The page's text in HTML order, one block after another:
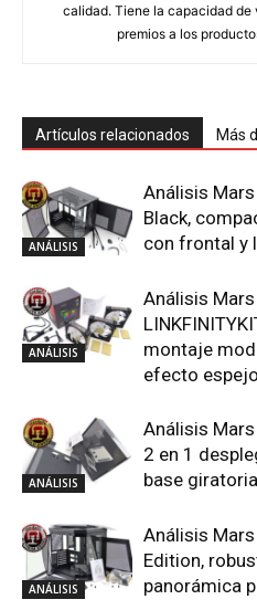
calidad. Tiene la capacidad
premios a los
Artículos relacionados Más
ANÁLISIS
Análisis
Black,
con frontal y
ANÁLISIS
Análisis
montaje
efecto
ANÁLISIS
Análisis
2 en 1
base giratoria
ANÁLISIS
Análisis
Edition,
panorámica